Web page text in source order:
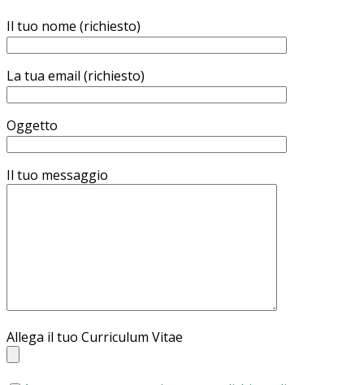
Il tuo nome (richiesto)
La tua email (richiesto)
Oggetto
Il tuo messaggio
Allega il tuo Curriculum Vitae